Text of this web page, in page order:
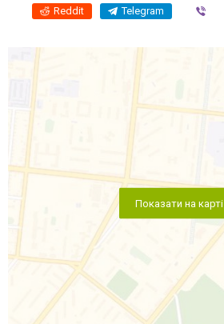
Reddit Telegram
Показати на карті